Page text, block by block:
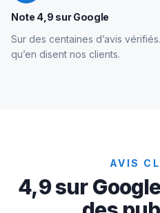
Note 4,9 sur Google
Sur des centaines d’avis
qu’en disent nos clients.
AVIS
4,9 sur